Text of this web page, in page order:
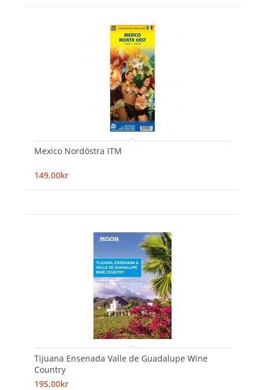
Mexico Nordöstra ITM
149,00kr
Tijuana Ensenada Valle de Guadalupe Wine
Country
195,00kr